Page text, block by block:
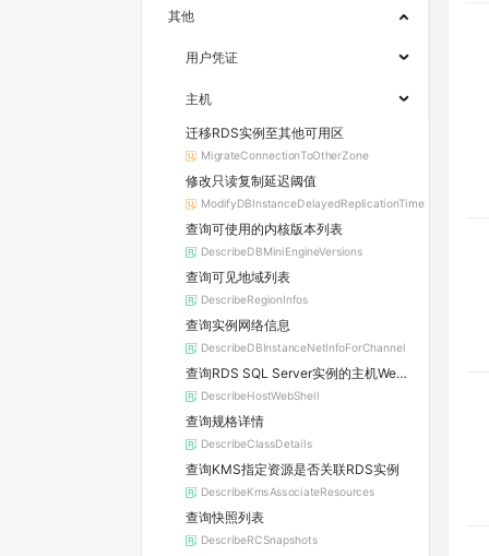
其他
用户凭证
主机
迁移RDS实例至其他可用区
MigrateConnectionToOtherZone
修改只读复制延迟阈值
ModifyDBInstanceDelayedReplicationTime
查询可使用的内核版本列表
DescribeDBMiniEngineVersions
查询可见地域列表
DescribeRegionInfos
查询实例网络信息
DescribeDBInstanceNetInfoForChannel
查询RDS SQL Server实例的主机WebShell登录信息
DescribeHostWebShell
查询规格详情
DescribeClassDetails
查询KMS指定资源是否关联RDS实例
DescribeKmsAssociateResources
查询快照列表
DescribeRCSnapshots